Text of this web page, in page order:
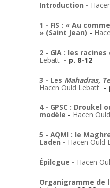
Introduction -
1 - FIS : « Au
» (Saint Jean) -
2 - GIA : les racines
Lebatt - p. 8-12
3 - Les Mahadras,
Hacen Ould Lebatt -
4 - GPSC : Droukel
modèle - Hacen
5 - AQMI : le
Laden - Hacen Ould
Épilogue - Hacen
Organigramme de